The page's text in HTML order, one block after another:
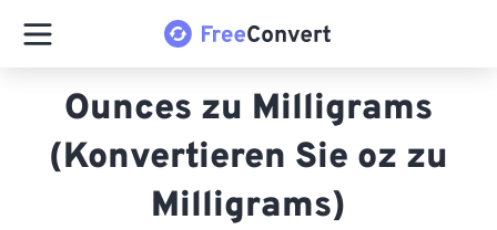
Ounces zu Milligrams
(Konvertieren Sie oz zu
Milligrams)